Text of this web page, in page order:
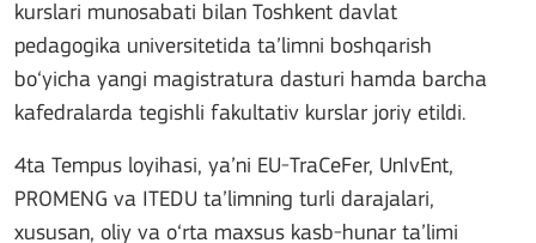
kurslari munosabati bilan Toshkent davlat
pedagogika universitetida ta’limni boshqarish
bo‘yicha yangi magistratura dasturi hamda barcha
kafedralarda tegishli fakultativ kurslar joriy etildi.
4ta Tempus loyihasi, ya’ni EU-TraCeFer, UnIvEnt,
PROMENG va ITEDU ta’limning turli darajalari,
xususan, oliy va o‘rta maxsus kasb-hunar ta’limi